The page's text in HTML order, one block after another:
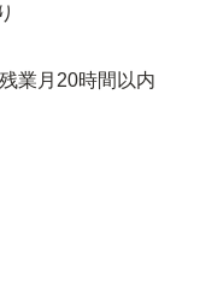
業月20時間以内